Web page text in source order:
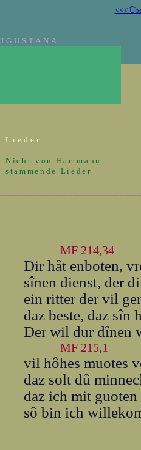
<<<
Lieder
Nicht von Hartmann
stammende Lieder
MF 214,34
Dir hât enboten,
sînen dienst, der
ein ritter der vil
daz beste, daz sîn
Der wil dur dînen
MF 215,1
vil hôhes muotes
daz solt dû
daz ich mit guoten
sô bin ich